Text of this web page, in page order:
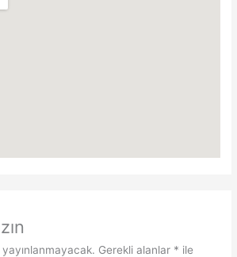
Gerekli alanlar * ile